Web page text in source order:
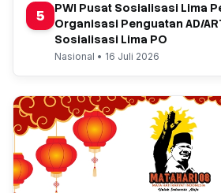
5
PWI Pusat Sosialisasi Lima
Organisasi Penguatan AD/
Sosialisasi Lima PO
Nasional • 16 Juli 2026